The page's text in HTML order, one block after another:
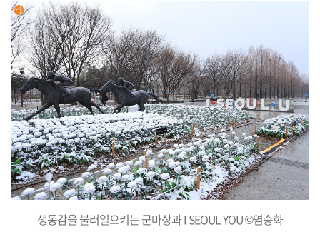
생동감을 불러일으키는 군마상과 I SEOUL YOU ©염승화